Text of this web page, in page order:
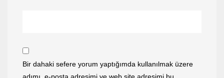
Bir dahaki sefere yorum yaptığımda kullanılmak üzere
adımı, e-posta adresimi ve web site adresimi bu